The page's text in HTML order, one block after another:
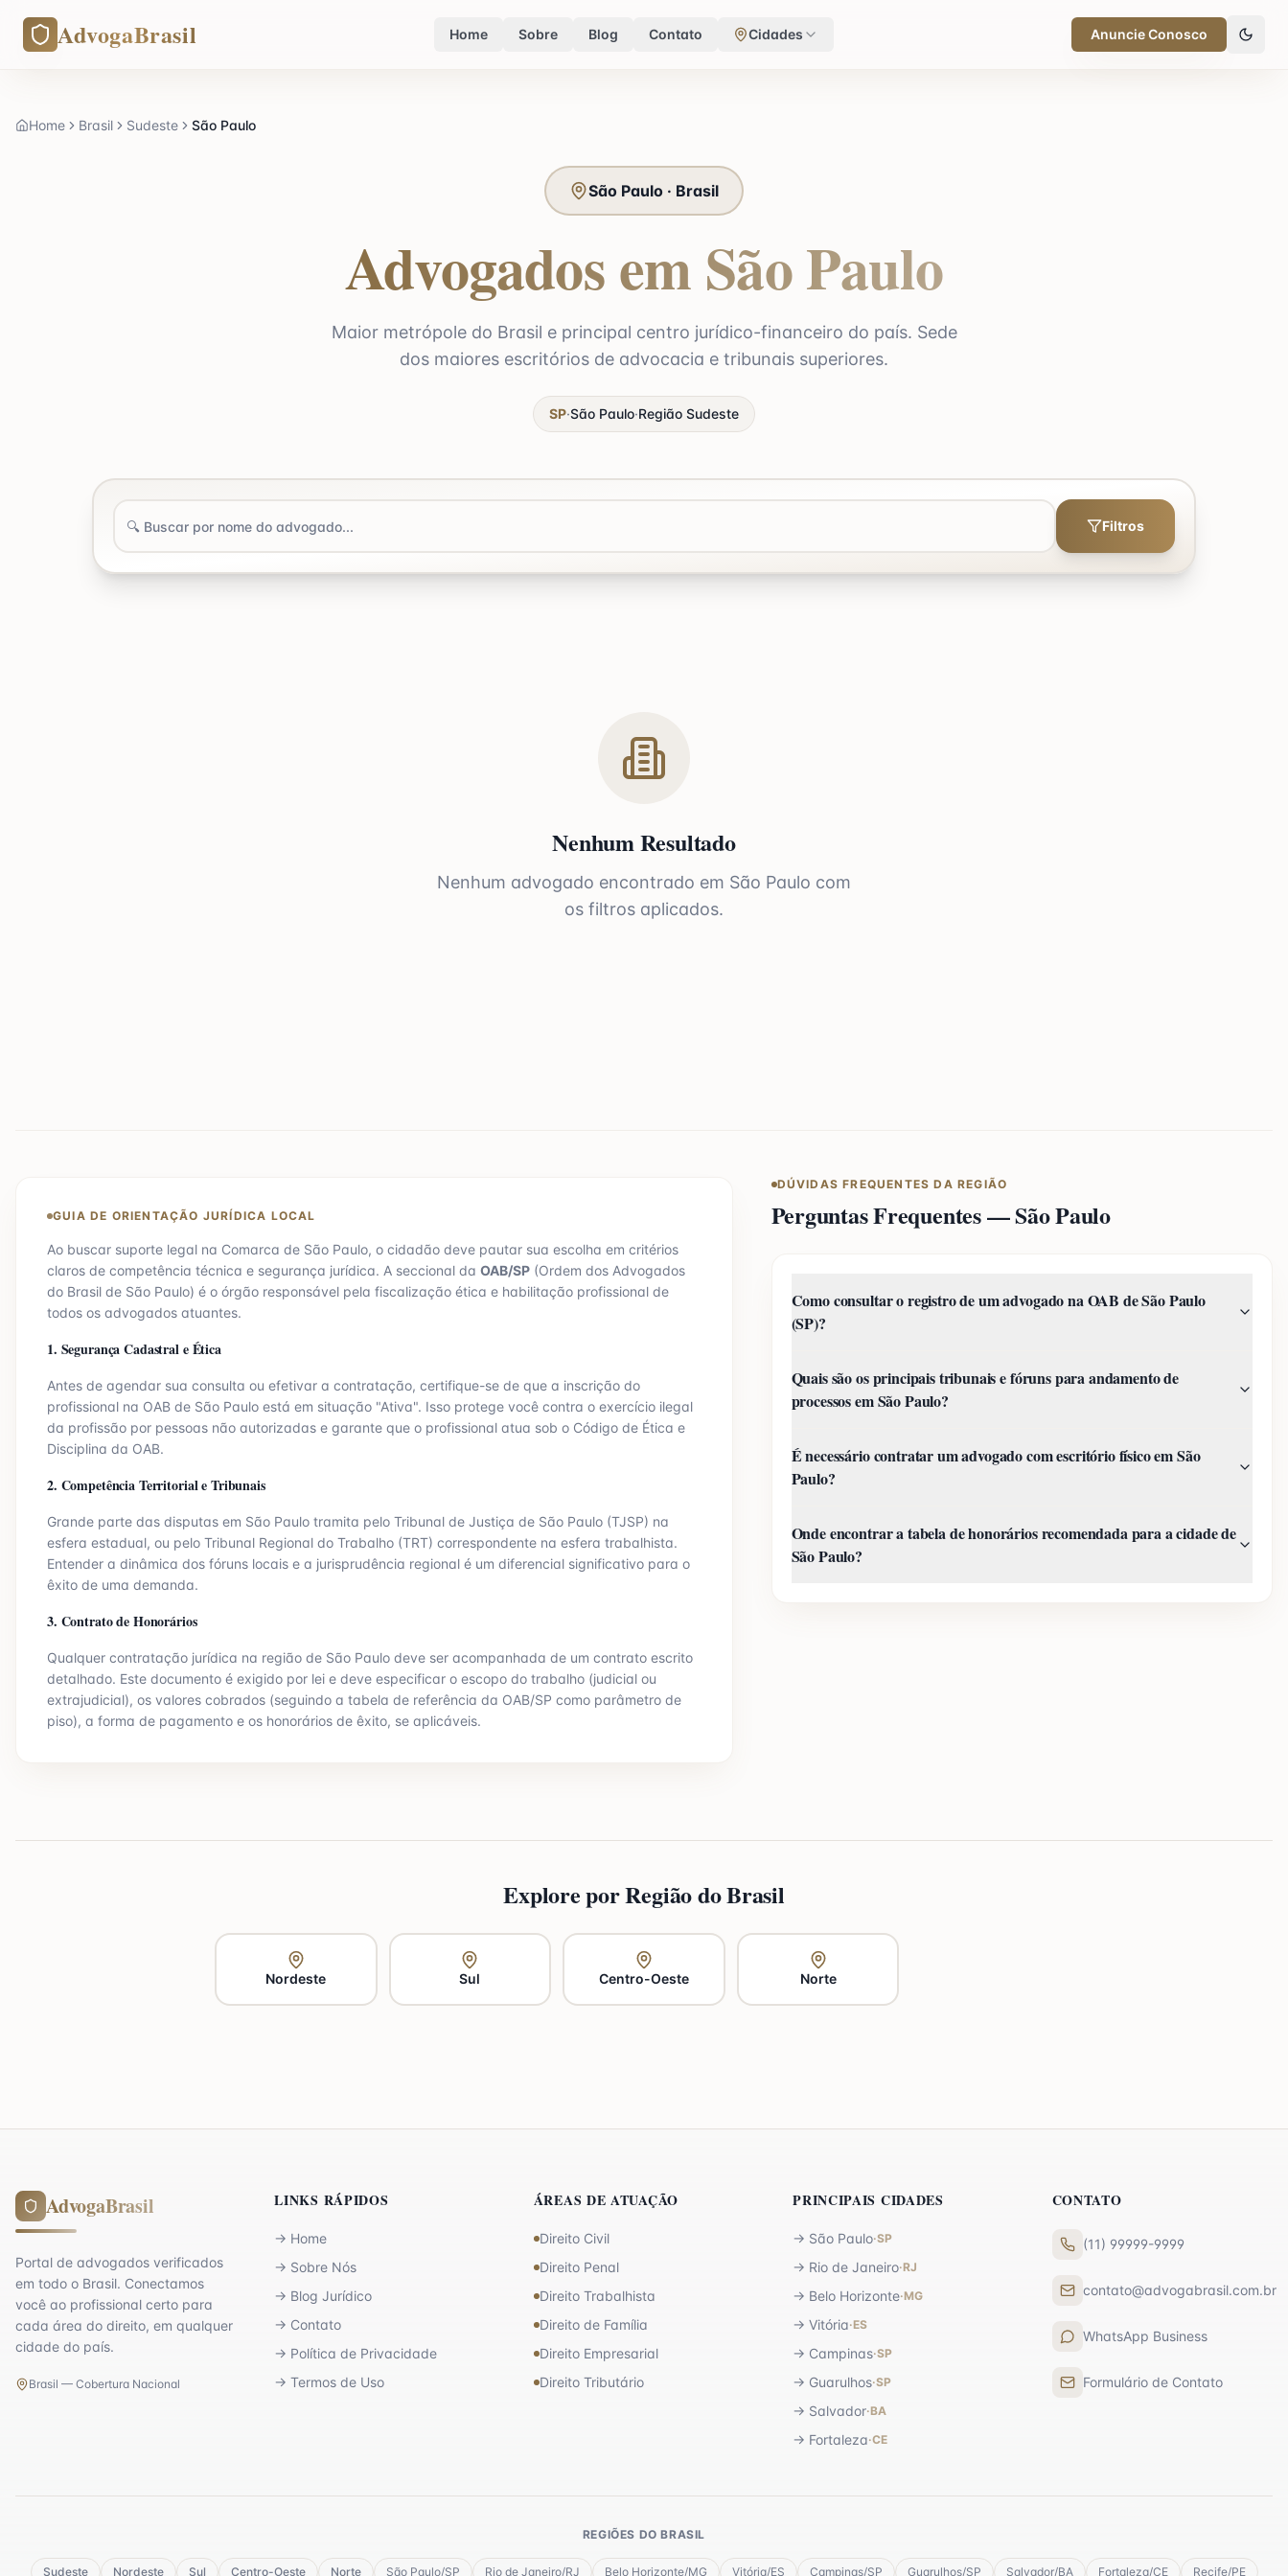
AdvogaBrasil Home Sobre Blog Contato Cidades Anuncie Conosco
Home Brasil Sudeste São Paulo
São Paulo · Brasil
Advogados em São Paulo
Maior metrópole do Brasil e principal centro jurídico-financeiro do país. Sede
dos maiores escritórios de advocacia e tribunais superiores.
SP·São Paulo·Região Sudeste
Filtros
Nenhum Resultado
Nenhum advogado encontrado em São Paulo com
os filtros aplicados.
GUIA DE ORIENTAÇÃO JURÍDICA LOCAL
Ao buscar suporte legal na Comarca de São Paulo, o cidadão deve pautar sua escolha em critérios
claros de competência técnica e segurança jurídica. A seccional da OAB/SP (Ordem dos Advogados
do Brasil de São Paulo) é o órgão responsável pela fiscalização ética e habilitação profissional de
todos os advogados atuantes.
1. Segurança Cadastral e Ética
Antes de agendar sua consulta ou efetivar a contratação, certifique-se de que a inscrição do
profissional na OAB de São Paulo está em situação "Ativa". Isso protege você contra o exercício ilegal
da profissão por pessoas não autorizadas e garante que o profissional atua sob o Código de Ética e
Disciplina da OAB.
2. Competência Territorial e Tribunais
Grande parte das disputas em São Paulo tramita pelo Tribunal de Justiça de São Paulo (TJSP) na
esfera estadual, ou pelo Tribunal Regional do Trabalho (TRT) correspondente na esfera trabalhista.
Entender a dinâmica dos fóruns locais e a jurisprudência regional é um diferencial significativo para o
êxito de uma demanda.
3. Contrato de Honorários
Qualquer contratação jurídica na região de São Paulo deve ser acompanhada de um contrato escrito
detalhado. Este documento é exigido por lei e deve especificar o escopo do trabalho (judicial ou
extrajudicial), os valores cobrados (seguindo a tabela de referência da OAB/SP como parâmetro de
piso), a forma de pagamento e os honorários de êxito, se aplicáveis.
DÚVIDAS FREQUENTES DA REGIÃO
Perguntas Frequentes —São Paulo
Como consultar o registro de um advogado na OAB de São Paulo
(SP)?
Quais são os principais tribunais e fóruns para andamento de
processos em São Paulo?
É necessário contratar um advogado com escritório físico em São
Paulo?
Onde encontrar a tabela de honorários recomendada para a cidade de
São Paulo?
Explore por Região do Brasil
Nordeste Sul Centro-Oeste Norte
AdvogaBrasil
Portal de advogados verificados
em todo o Brasil. Conectamos
você ao profissional certo para
cada área do direito, em qualquer
cidade do país.
Brasil — Cobertura Nacional
LINKS RÁPIDOS
→ Home
→ Sobre Nós
→ Blog Jurídico
→ Contato
→ Política de Privacidade
→Termos de Uso
ÁREAS DE ATUAÇÃO
Direito Civil
Direito Penal
Direito Trabalhista
Direito de Família
Direito Empresarial
Direito Tributário
PRINCIPAIS CIDADES
→ São Paulo·SP
→ Rio de Janeiro·RJ
→ Belo Horizonte·MG
→Vitória·ES
→ Campinas·SP
→ Guarulhos·SP
→ Salvador·BA
→ Fortaleza·CE
CONTATO
(11) 99999-9999
contato@advogabrasil.com.br
WhatsApp Business
Formulário de Contato
REGIÕES DO BRASIL
Sudeste Nordeste Sul Centro-Oeste Norte São Paulo/SP Rio de Janeiro/RJ Belo Horizonte/MG Vitória/ES Campinas/SP Guarulhos/SP Salvador/BA Fortaleza/CE Recife/PE